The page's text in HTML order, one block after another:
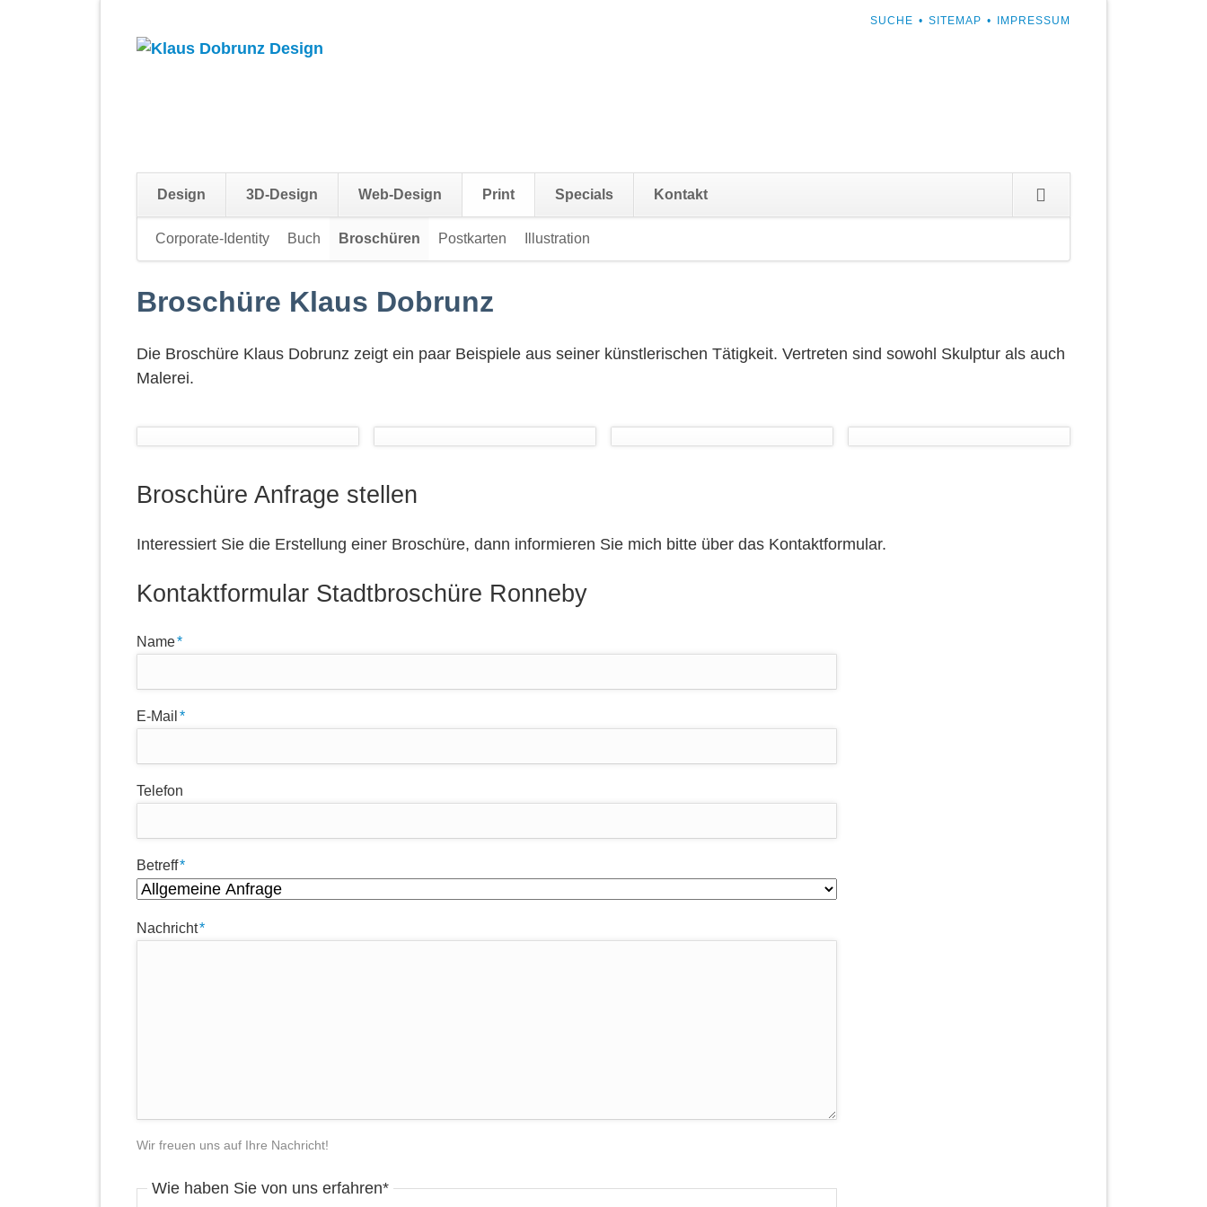
NAVIGATION
SUCHE SITEMAP IMPRESSUM
überspringen
Design 3D-Design Web-Design Print Specials Kontakt
überspringen
überspringen
Corporate-Identity Buch Broschüren Postkarten Illustration
Broschüre Klaus Dobrunz
Die Broschüre Klaus Dobrunz zeigt ein paar Beispiele aus seiner künstlerischen Tätigkeit. Vertreten sind sowohl Skulptur als auch
Malerei.
Broschüre Anfrage stellen
Interessiert Sie die Erstellung einer Broschüre, dann informieren Sie mich bitte über das Kontaktformular.
Kontaktformular Stadtbroschüre Ronneby
Pflichtfeld
Name*
Pflichtfeld
E-Mail *
Telefon
Pflichtfeld
Betreff*
Pflichtfeld
Nachricht*
Wir freuen uns auf Ihre Nachricht!
Pflichtfeld
Wie haben Sie von uns erfahren*